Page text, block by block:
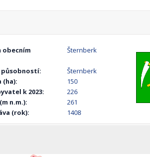
obecním
Šternberk
působností:
Šternberk
(ha):
150
k 2023:
226
n.m.):
261
(rok):
1408